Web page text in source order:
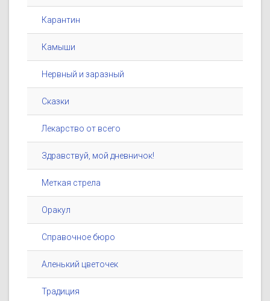
Карантин
Камыши
Нервный и заразный
Сказки
Лекарство от всего
Здравствуй, мой дневничок!
Меткая стрела
Оракул
Справочное бюро
Аленький цветочек
Традиция